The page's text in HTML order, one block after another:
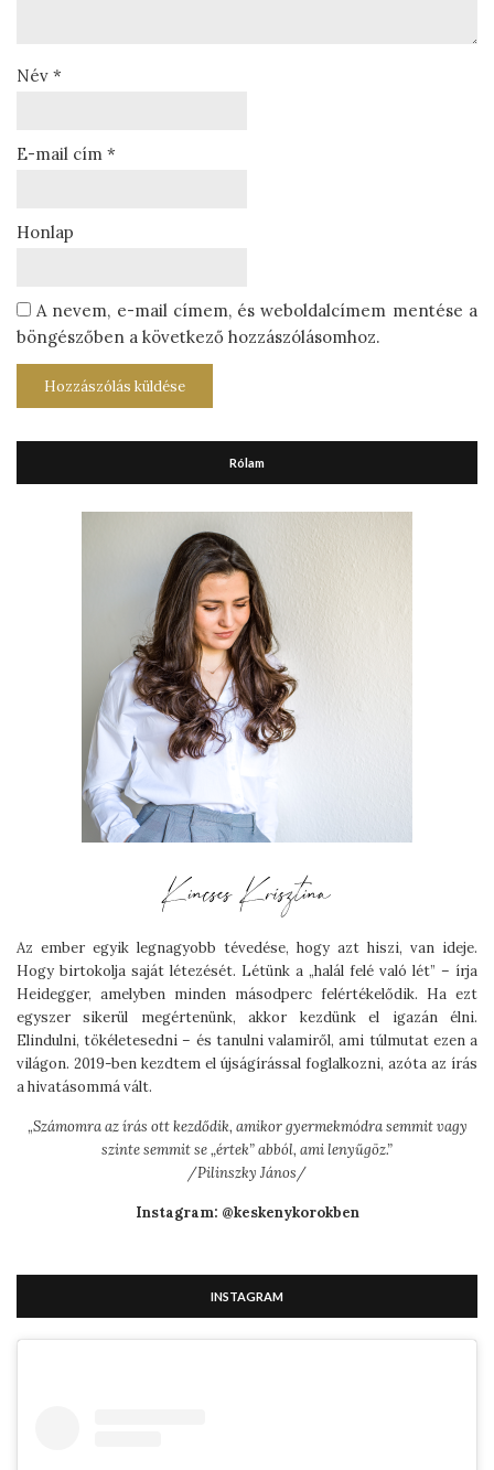
Név *
E-mail cím *
Honlap
A nevem, e-mail címem, és weboldalcímem mentése a
böngészőben a következő hozzászólásomhoz.
Rólam
Az ember egyik legnagyobb tévedése, hogy azt hiszi, van ideje.
Hogy birtokolja saját létezését. Létünk a „halál felé való lét” – írja
Heidegger, amelyben minden másodperc felértékelődik. Ha ezt
egyszer sikerül megértenünk, akkor kezdünk el igazán élni.
Elindulni, tökéletesedni – és tanulni valamiről, ami túlmutat ezen a
világon. 2019-ben kezdtem el újságírással foglalkozni, azóta az írás
a hivatásommá vált.
„Számomra az írás ott kezdődik, amikor gyermekmódra semmit vagy
szinte semmit se „értek” abból, ami lenyűgöz.”
/Pilinszky János/
Instagram: @keskenykorokben
INSTAGRAM